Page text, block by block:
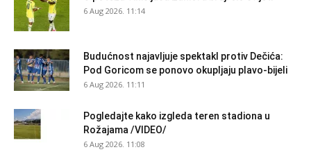
6 Aug 2026. 11:14
Budućnost najavljuje spektakl protiv Dečića:
Pod Goricom se ponovo okupljaju plavo-bijeli
6 Aug 2026. 11:11
Pogledajte kako izgleda teren stadiona u
Rožajama /VIDEO/
6 Aug 2026. 11:08